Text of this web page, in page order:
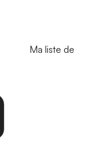
Ma liste de